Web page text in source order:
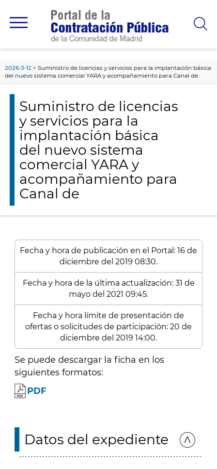
principal
2026-3-12
Suministro de licencias y servicios para la implantación básica
del nuevo sistema comercial YARA y acompañamiento para Canal de
Suministro de licencias
y servicios para la
implantación básica
del nuevo sistema
comercial YARA y
acompañamiento para
Canal de
Fecha y hora de publicación en el Portal: 16 de
diciembre del 2019 08:30.
Fecha y hora de la última actualización: 31 de
mayo del 2021 09:45.
Fecha y hora límite de presentación de
ofertas o solicitudes de participación: 20 de
diciembre del 2019 14:00.
Se puede descargar la ficha en los
siguientes formatos:
PDF
Datos del expediente